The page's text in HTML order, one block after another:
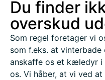
Du finder
overskud
Som regel foretager vi
som f.eks. at
anskaffe os et kæledyr i
os. Vi håber, at vi ved